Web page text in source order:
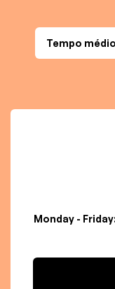
Tempo
Monday -